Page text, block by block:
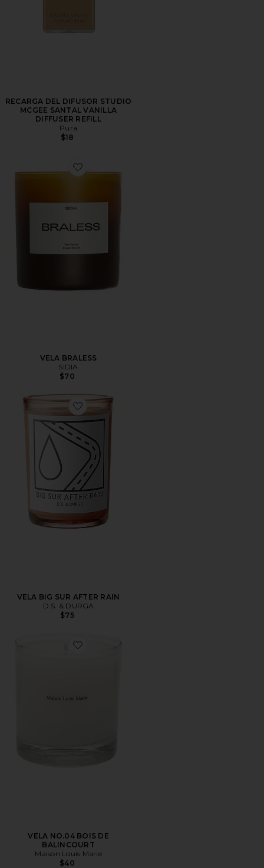
RECARGA DEL DIFUSOR STUDIO
MCGEE SANTAL VANILLA
DIFFUSER REFILL
Pura
$18
Favorite VELA BRALESS
VELA BRALESS
SIDIA
$70
Favorite VELA BIG SUR AFTER RAIN
VELA BIG SUR AFTER RAIN
D.S. & DURGA
$75
Favorite VELA NO.04 BOIS DE BALINCOURT
VELA NO.04 BOIS DE
BALINCOURT
Maison Louis Marie
$40